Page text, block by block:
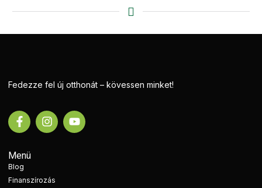
Fedezze fel új otthonát – kövessen minket!
Menü
Blog
Finanszírozás